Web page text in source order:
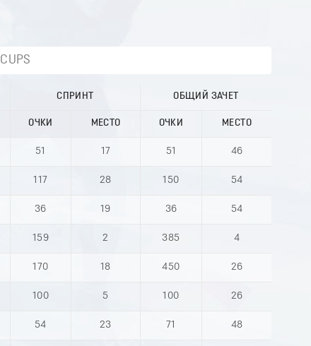
CUPS
СПРИНТ ОБЩИЙ ЗАЧЕТ
ОЧКИ МЕСТО ОЧКИ МЕСТО
51 17 51 46
117 28 150 54
36 19 36 54
159 2 385 4
170 18 450 26
100 5 100 26
54 23 71 48